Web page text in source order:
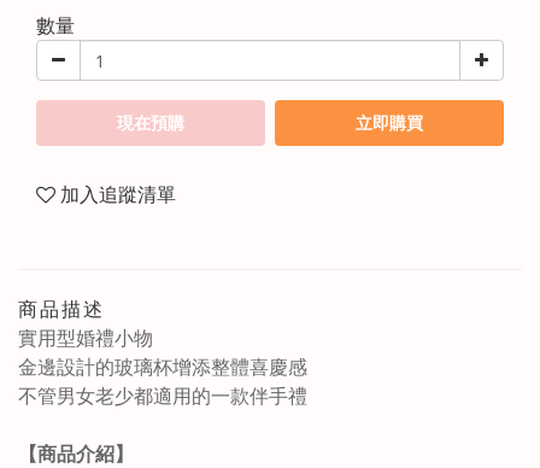
數量
現在預購 立即購買
加入追蹤清單
商品描述
實用型婚禮小物
金邊設計的玻璃杯增添整體喜慶感
不管男女老少都適用的一款伴手禮
【商品介紹】